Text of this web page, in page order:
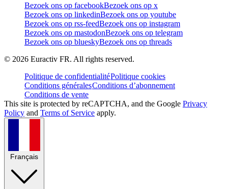
Bezoek ons op facebookBezoek ons op x
Bezoek ons op linkedinBezoek ons op youtube
Bezoek ons op rss-feedBezoek ons op instagram
Bezoek ons op mastodonBezoek ons op telegram
Bezoek ons op blueskyBezoek ons op threads
© 2026 Euractiv FR. All rights reserved.
Politique de confidentialitéPolitique cookies
Conditions généralesConditions d’abonnement
Conditions de vente
This site is protected by reCAPTCHA, and the Google Privacy
Policy and Terms of Service apply.
Français